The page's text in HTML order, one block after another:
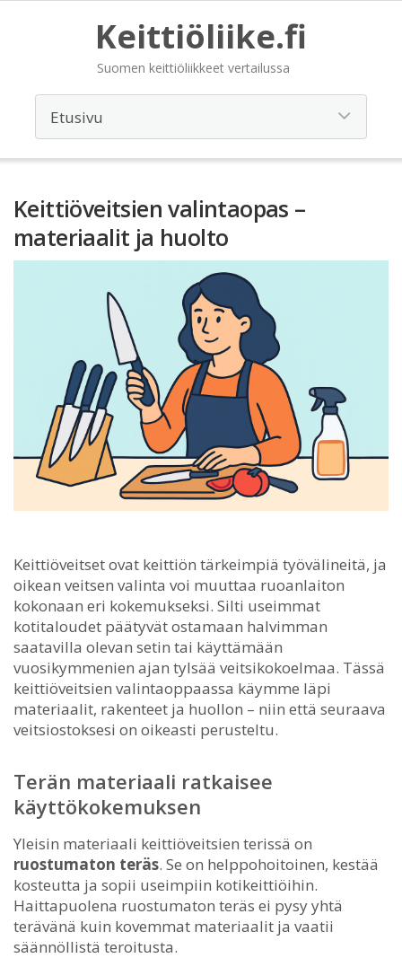
Keittiöliike.fi
Suomen keittiöliikkeet vertailussa
Keittiöveitsien valintaopas –
materiaalit ja huolto
Keittiöveitset ovat keittiön tärkeimpiä työvälineitä, ja
oikean veitsen valinta voi muuttaa ruoanlaiton
kokonaan eri kokemukseksi. Silti useimmat
kotitaloudet päätyvät ostamaan halvimman
saatavilla olevan setin tai käyttämään
vuosikymmenien ajan tylsää veitsikokoelmaa. Tässä
keittiöveitsien valintaoppaassa käymme läpi
materiaalit, rakenteet ja huollon – niin että seuraava
veitsiostoksesi on oikeasti perusteltu.
Terän materiaali ratkaisee
käyttökokemuksen
Yleisin materiaali keittiöveitsien terissä on
ruostumaton teräs. Se on helppohoitoinen, kestää
kosteutta ja sopii useimpiin kotikeittiöihin.
Haittapuolena ruostumaton teräs ei pysy yhtä
terävänä kuin kovemmat materiaalit ja vaatii
säännöllistä teroitusta.